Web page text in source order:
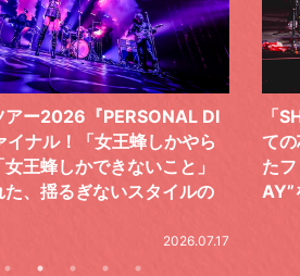
でした!!!」ロックバンドとし
貫き通し、笑顔と感謝で泳ぎ切っ
ナルライブ、DAY2“GOODBYE D
ポート